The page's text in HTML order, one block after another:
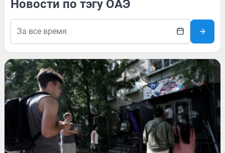
Новости по тэгу ОАЭ